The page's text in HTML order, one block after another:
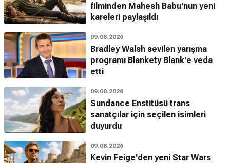
filminden Mahesh Babu'nun yeni
kareleri paylaşıldı
09.08.2026
Bradley Walsh sevilen yarışma
programı Blankety Blank'e veda
etti
09.08.2026
Sundance Enstitüsü trans
sanatçılar için seçilen isimleri
duyurdu
09.08.2026
Kevin Feige'den yeni Star Wars